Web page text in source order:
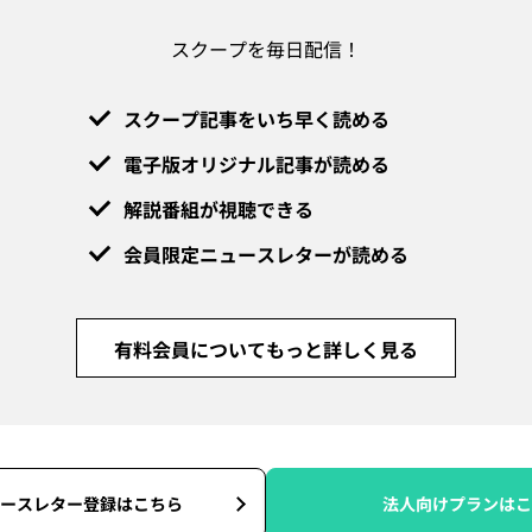
スクープを毎日配信！
スクープ記事をいち早く読める
電子版オリジナル記事が読める
解説番組が視聴できる
会員限定ニュースレターが読める
有料会員についてもっと詳しく見る
スレター登録はこちら 法人向けプランは